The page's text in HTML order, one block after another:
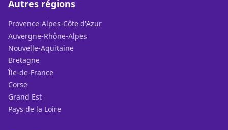
Autres régions
Provence-Alpes-Côte d'Azur
Auvergne-Rhône-Alpes
Nouvelle-Aquitaine
Bretagne
Île-de-France
Corse
Grand Est
Pays de la Loire